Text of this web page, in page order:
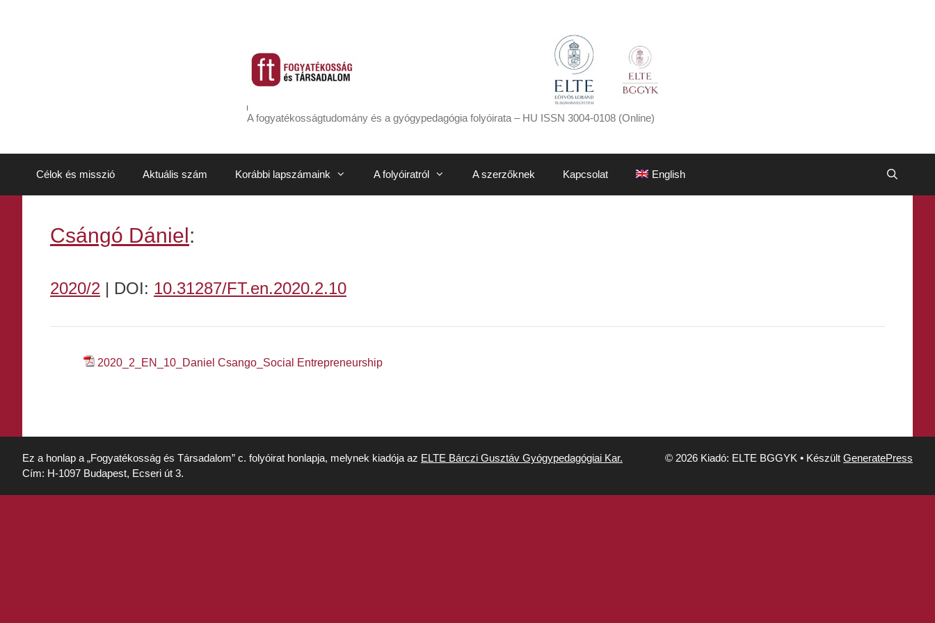
A fogyatékosságtudomány és a gyógypedagógia folyóirata – HU ISSN 3004-0108 (Online)
Célok és misszió Aktuális szám Korábbi lapszámaink A folyóiratról A szerzőknek Kapcsolat English
Csángó Dániel:
2020/2 | DOI: 10.31287/FT.en.2020.2.10
2020_2_EN_10_Daniel Csango_Social Entrepreneurship
Ez a honlap a „Fogyatékosság és Társadalom” c. folyóirat honlapja, melynek kiadója az ELTE Bárczi Gusztáv Gyógypedagógiai Kar.
Cím: H-1097 Budapest, Ecseri út 3.
© 2026 Kiadó: ELTE BGGYK • Készült GeneratePress